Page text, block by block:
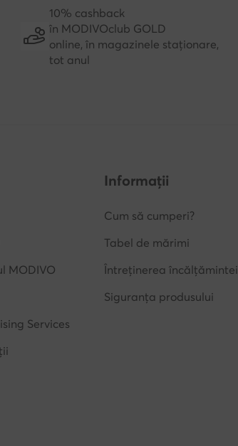
10% cashback
în MODIVOclub GOLD
online, în magazinele staționare,
tot anul
MODIVO
Services
Informații
Cum să cumperi?
Tabel de mărimi
Întreținerea încălțămintei
Siguranța produsului